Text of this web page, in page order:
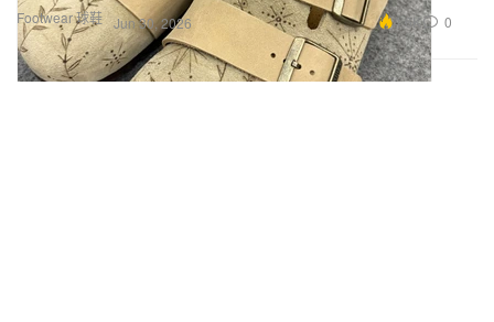
Footwear 球鞋 Jun 30, 2026 4.6K 0